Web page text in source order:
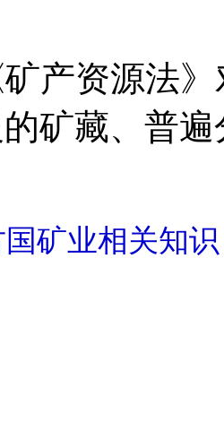
产资源法》
矿藏、普
矿业相关知